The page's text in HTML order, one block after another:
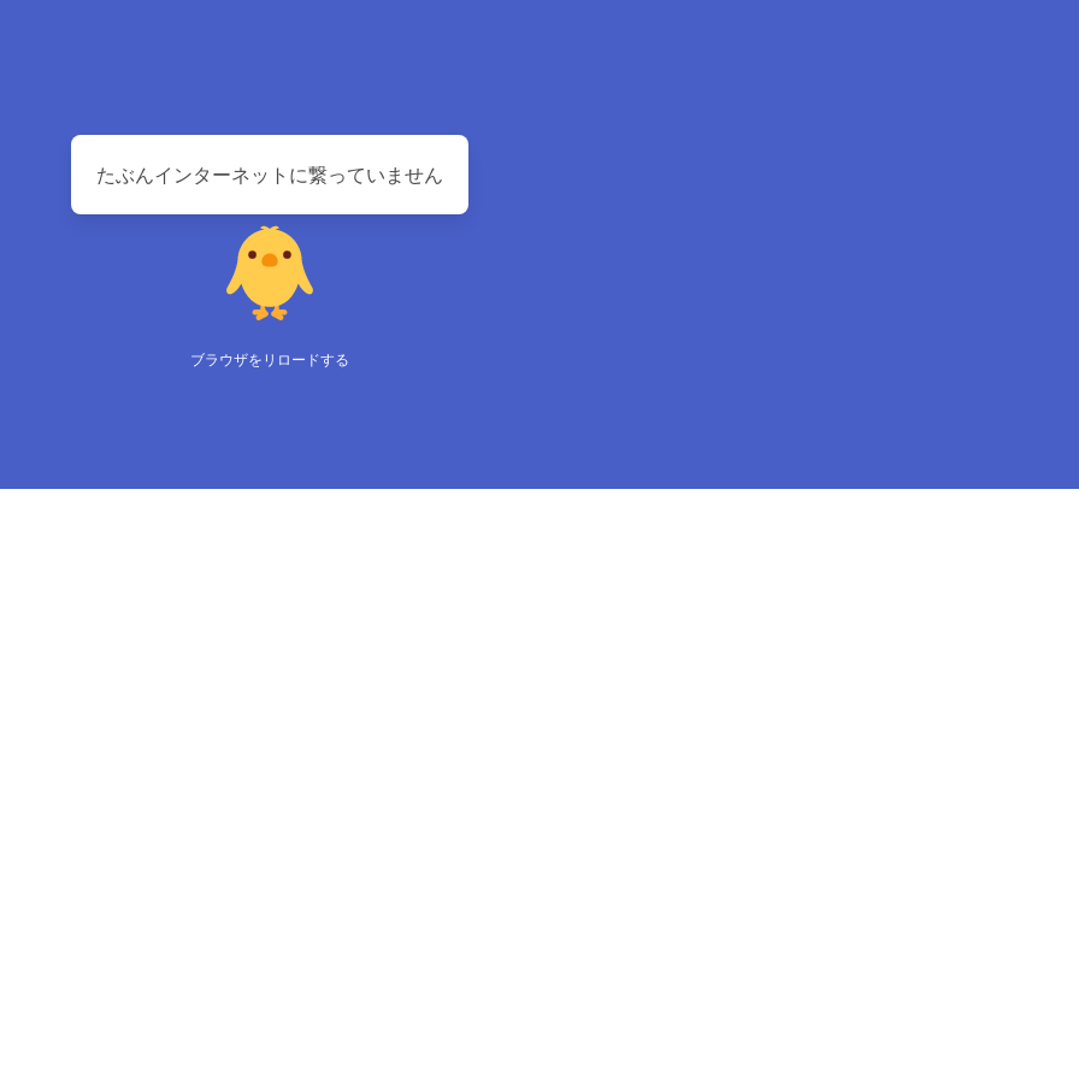
たぶんインターネットに繋っていません
ブラウザをリロードする